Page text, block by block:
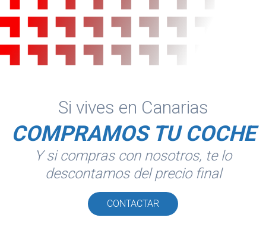
Si vives en Canarias
COMPRAMOS TU COCHE
Y si compras con nosotros, te lo
descontamos del precio final
CONTACTAR